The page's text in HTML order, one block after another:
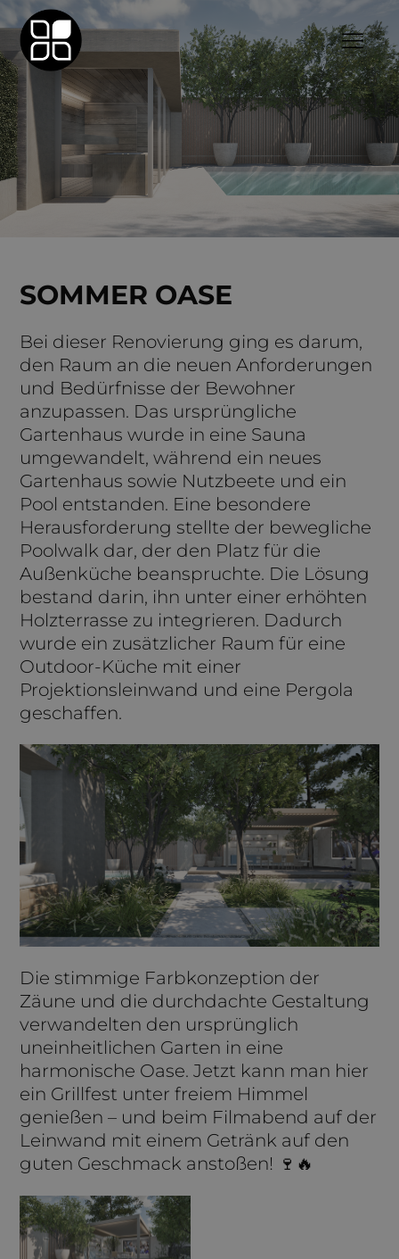
SOMMER OASE
Bei dieser Renovierung ging es darum,
den Raum an die neuen Anforderungen
und Bedürfnisse der Bewohner
anzupassen. Das ursprüngliche
Gartenhaus wurde in eine Sauna
umgewandelt, während ein neues
Gartenhaus sowie Nutzbeete und ein
Pool entstanden. Eine besondere
Herausforderung stellte der bewegliche
Poolwalk dar, der den Platz für die
Außenküche beanspruchte. Die Lösung
bestand darin, ihn unter einer erhöhten
Holzterrasse zu integrieren. Dadurch
wurde ein zusätzlicher Raum für eine
Outdoor-Küche mit einer
Projektionsleinwand und eine Pergola
geschaffen.
Die stimmige Farbkonzeption der
Zäune und die durchdachte Gestaltung
verwandelten den ursprünglich
uneinheitlichen Garten in eine
harmonische Oase. Jetzt kann man hier
ein Grillfest unter freiem Himmel
genießen – und beim Filmabend auf der
Leinwand mit einem Getränk auf den
guten Geschmack anstoßen! 🍷🔥